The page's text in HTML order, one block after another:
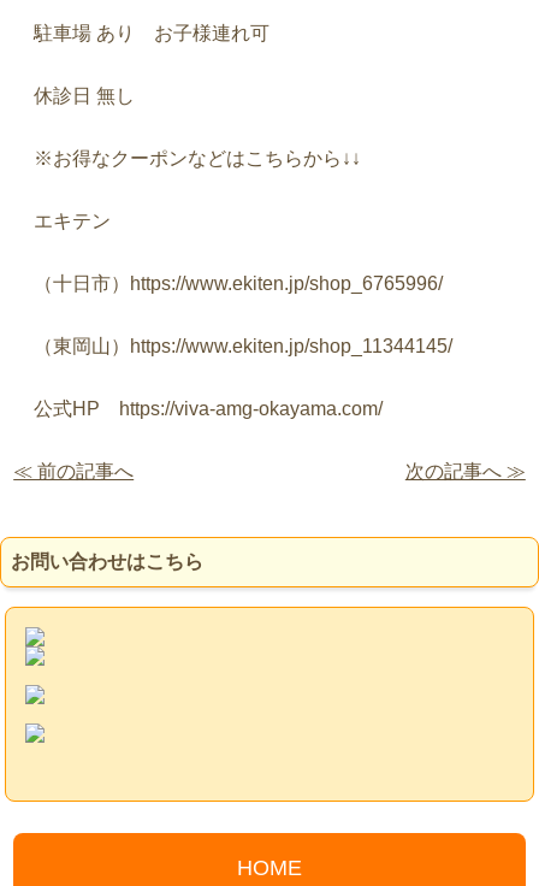
駐車場 あり お子様連れ可
休診日 無し
※お得なクーポンなどはこちらから ↓↓
エキテン
（十日市） https://www.ekiten.jp/shop_6765996/
（東岡山） https://www.ekiten.jp/shop_11344145/
公式HP https://viva-amg-okayama.com/
≪ 前の記事へ 次の記事へ ≫
お問い合わせはこちら
HOME